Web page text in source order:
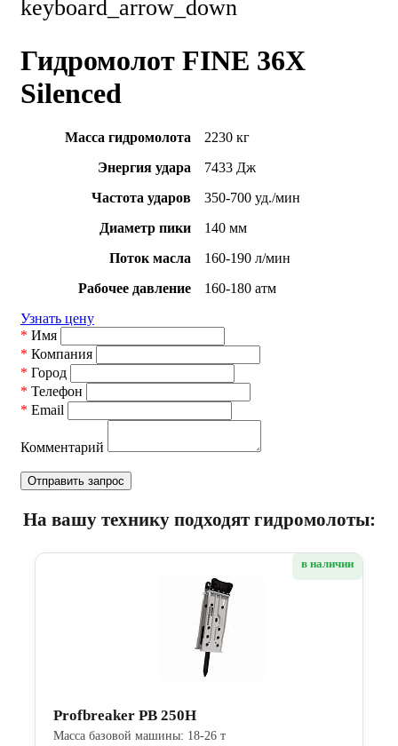
keyboard_arrow_down
Гидромолот FINE 36X
Silenced
Масса гидромолота
2230 кг
Энергия удара
7433 Дж
Частота ударов
350-700 уд./мин
Диаметр пики
140 мм
Поток масла
160-190 л/мин
Рабочее давление
160-180 атм
Узнать цену
* Имя
* Компания
* Город
* Телефон
* Email
Комментарий
На вашу технику подходят гидромолоты:
в наличии
Profbreaker PB 250H
Масса базовой машины: 18-26 т